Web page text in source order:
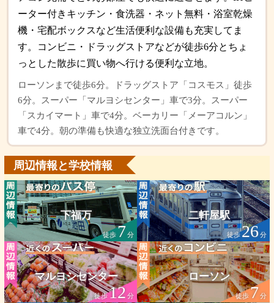
ーター付きキッチン・食洗器・ネット無料・浴室乾燥
機・宅配ボックスなど生活便利な設備も充実してま
す。コンビニ・ドラッグストアなどが徒歩6分とちょ
っとした散歩に買い物へ行ける便利な立地。
ローソンまで徒歩6分。ドラッグストア「コスモス」徒歩
6分。スーパー「マルヨシセンター」車で3分。スーパー
「スカイマート」車で4分。ベーカリー「メーアコルン」
車で4分。朝の準備も快適な独立洗面台付きです。
周辺情報と学校情報
下福万
徒歩7分
二軒屋駅
徒歩26分
マルヨシセンター
徒歩12分
ローソン
徒歩7分